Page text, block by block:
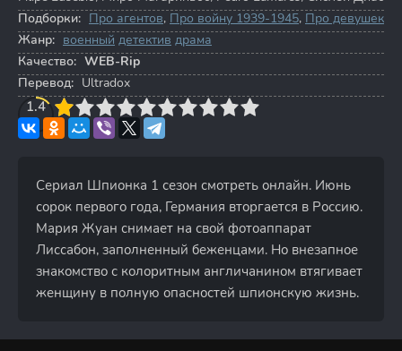
Подборки: Про агентов, Про войну 1939-1945, Про девушек
Жанр: военный детектив драма
Качество: WEB-Rip
Перевод: Ultradox
1.4
4 5 6 7 8 9 10
Сериал Шпионка 1 сезон смотреть онлайн. Июнь
сорок первого года, Германия вторгается в Россию.
Мария Жуан снимает на свой фотоаппарат
Лиссабон, заполненный беженцами. Но внезапное
знакомство с колоритным англичанином втягивает
женщину в полную опасностей шпионскую жизнь.